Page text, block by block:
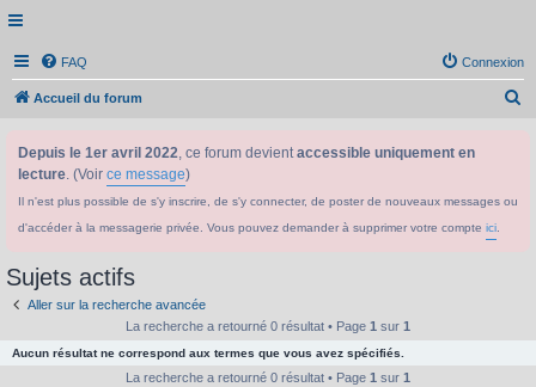
FAQ Connexion
Accueil du forum
Depuis le 1er avril 2022, ce forum devientaccessible uniquement en
lecture. (Voir ce message)
Il n'est plus possible de s'y inscrire, de s'y connecter, de poster de nouveaux messages ou
d'accéder à la messagerie privée. Vous pouvez demander à supprimer votre compte ici
Sujets actifs
Aller sur la recherche avancée
La recherche a retourné 0 résultat • Page 1 sur 1
Aucun résultat ne correspond aux termes que vous avez spécifiés.
La recherche a retourné 0 résultat • Page 1 sur 1